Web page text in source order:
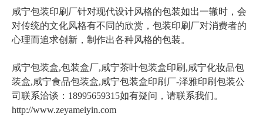
咸宁包装印刷厂针对现代设计风格的包装如出一辙时，会
对传统的文化风格有不同的欣赏，包装印刷厂对消费者的
心理而追求创新，制作出各种风格的包装。
咸宁包装盒,包装盒厂,咸宁茶叶包装盒印刷,咸宁化妆品包
装盒,咸宁食品包装盒,咸宁包装盒印刷厂-泽雅印刷包装公
司联系洽谈：18995659315如有疑问，请联系我们。
http://www.zeyameiyin.com